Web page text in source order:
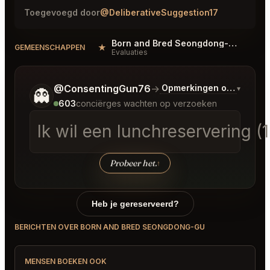
Toegevoegd door@DeliberativeSuggestion17
GEMEENSCHAPPEN ★ Born and Bred Seongdong-gu Reviews
Evaluaties
👻 @ConsentingGun76→ Opmerkingen over
▾
603conciërges wachten op verzoeken
Ik wil een lunchreservering
Probeer het.↑
Vertel me wat je wilt.
Heb je gereserveerd?
BERICHTEN OVER BORN AND BRED SEONGDONG-GU
MENSEN BOEKEN OOK